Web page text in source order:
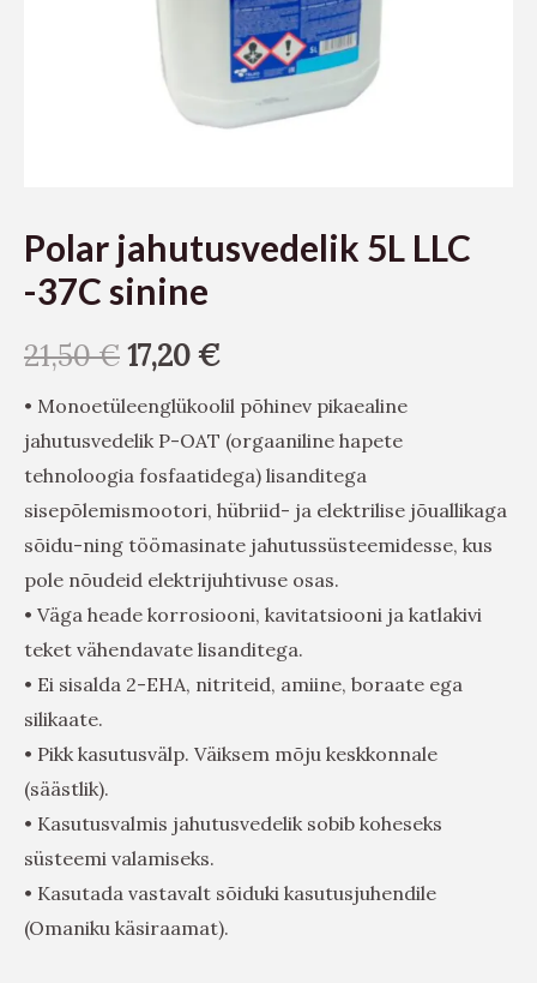
Polar jahutusvedelik 5L LLC
-37C sinine
21,50€17,20€
• Monoetüleenglükoolil põhinev pikaealine
jahutusvedelik P-OAT (orgaaniline hapete
tehnoloogia fosfaatidega) lisanditega
sisepõlemismootori, hübriid- ja elektrilise jõuallikaga
sõidu-ning töömasinate jahutussüsteemidesse, kus
pole nõudeid elektrijuhtivuse osas.
• Väga heade korrosiooni, kavitatsiooni ja katlakivi
teket vähendavate lisanditega.
• Ei sisalda 2-EHA, nitriteid, amiine, boraate ega
silikaate.
• Pikk kasutusvälp. Väiksem mõju keskkonnale
(säästlik).
• Kasutusvalmis jahutusvedelik sobib koheseks
süsteemi valamiseks.
• Kasutada vastavalt sõiduki kasutusjuhendile
(Omaniku käsiraamat).